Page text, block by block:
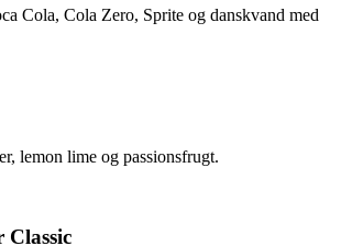
Cola, Cola Zero, Sprite og danskvand med
lemon lime og passionsfrugt.
Classic